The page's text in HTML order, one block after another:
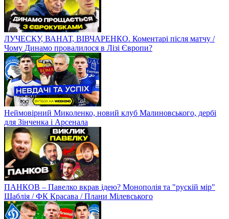
ЛУЧЕСКУ, ВАНАТ, ВІВЧАРЕНКО. Коментарі після матчу /
Чому Динамо провалилося в Лізі Європи?
Неймовірний Миколенко, новий клуб Малиновського, дербі
для Зінченка і Арсенала
ПАНКОВ – Павелко вкрав ідею? Монополія та "рускій мір"
Шаблія / ФК Красава / Плани Мілевського